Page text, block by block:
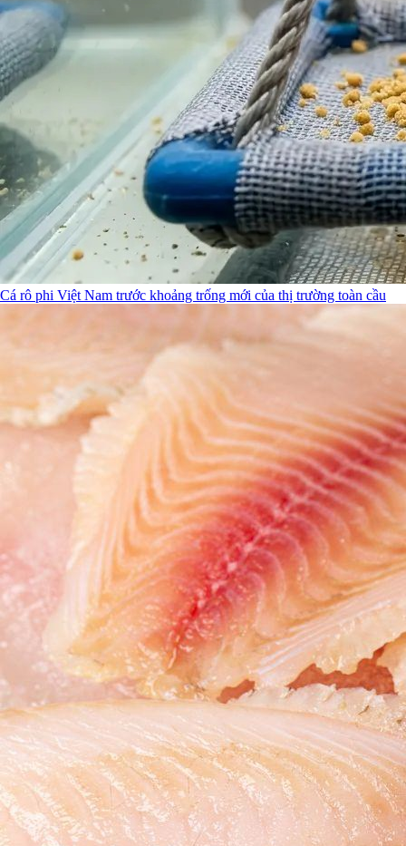
Cá rô phi Việt Nam trước khoảng trống mới của thị trường toàn cầu